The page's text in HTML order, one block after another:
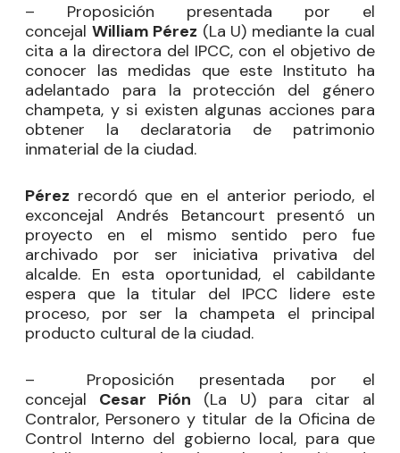
– Proposición presentada por el
concejal William Pérez (La U) mediante la cual
cita a la directora del IPCC, con el objetivo de
conocer las medidas que este Instituto ha
adelantado para la protección del género
champeta, y si existen algunas acciones para
obtener la declaratoria de patrimonio
inmaterial de la ciudad.
Pérez recordó que en el anterior periodo, el
exconcejal Andrés Betancourt presentó un
proyecto en el mismo sentido pero fue
archivado por ser iniciativa privativa del
alcalde. En esta oportunidad, el cabildante
espera que la titular del IPCC lidere este
proceso, por ser la champeta el principal
producto cultural de la ciudad.
– Proposición presentada por el
concejal
Cesar Pión
(La U) para citar al
Contralor, Personero y titular de la Oficina de
Control Interno del gobierno local, para que